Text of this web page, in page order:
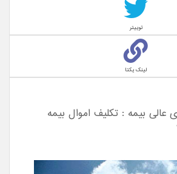
توییتر
لینک یکتا
عالی بیمه : تكليف اموال بیمه